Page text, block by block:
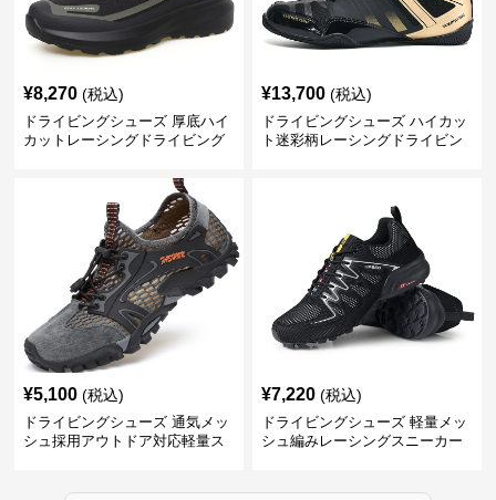
¥8,270 (税込)
ドライビングシューズ 厚底ハイ
カットレーシングドライビング
¥13,700 (税込)
ドライビングシューズ ハイカッ
ト迷彩柄レーシングドライビン
¥5,100 (税込)
ドライビングシューズ 通気メッ
シュ採用アウトドア対応軽量ス
¥7,220 (税込)
ドライビングシューズ 軽量メッ
シュ編みレーシングスニーカー